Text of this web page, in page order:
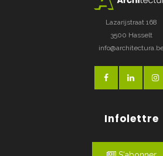
Lazarijstraat 168
3500 Hasselt
Infolettre